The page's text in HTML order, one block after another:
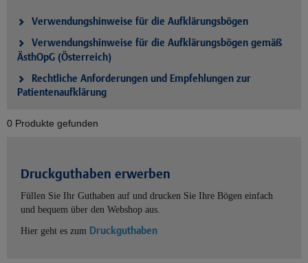
Verwendungshinweise für die Aufklärungsbögen
Verwendungshinweise für die Aufklärungsbögen gemäß
ÄsthOpG (Österreich)
Rechtliche Anforderungen und Empfehlungen zur
Patientenaufklärung
0 Produkte gefunden
Druckguthaben erwerben
Füllen Sie Ihr Guthaben auf und drucken Sie Ihre Bögen einfach
und bequem über den Webshop aus.
Hier geht es zum Druckguthaben